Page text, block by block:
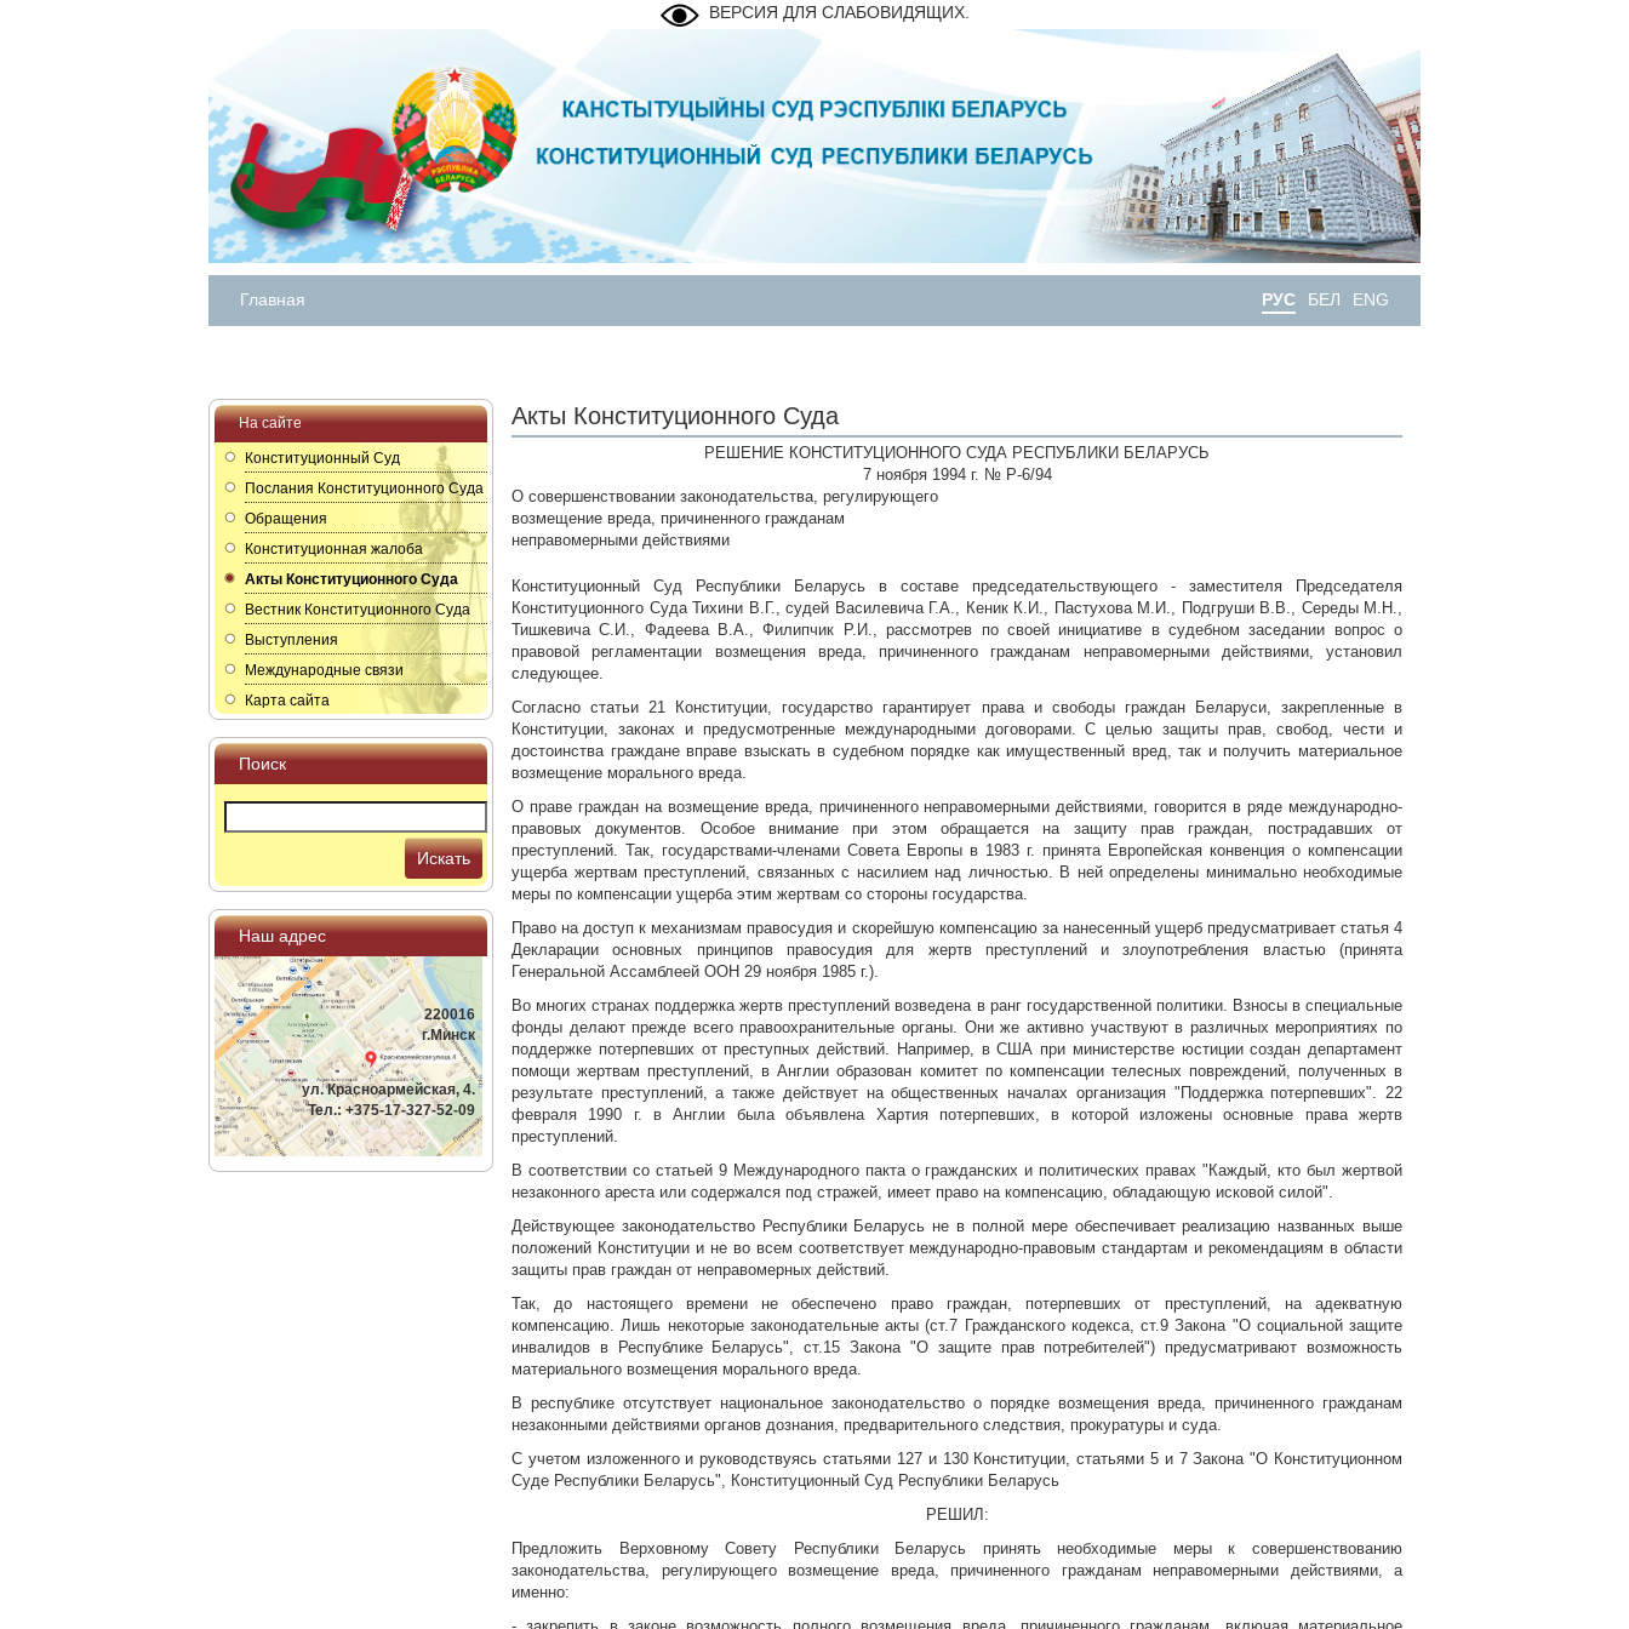
ВЕРСИЯ ДЛЯ СЛАБОВИДЯЩИХ.
Главная РУС БЕЛ ENG
На сайте
Конституционный Суд
Послания Конституционного Суда
Обращения
Конституционная жалоба
Акты Конституционного Суда
Вестник Конституционного Суда
Выступления
Международные связи
Карта сайта
Поиск
Искать
Наш адрес
220016
г.Минск
ул. Красноармейская, 4.
Тел.: +375-17-327-52-09
Акты Конституционного Суда
РЕШЕНИЕ КОНСТИТУЦИОННОГО СУДА РЕСПУБЛИКИ БЕЛАРУСЬ
7 ноября 1994 г. № Р-6/94
О cовершенствовании законодательства, регулирующего
возмещение вреда, причиненного гражданам
неправомерными действиями
Конституционный Суд Республики Беларусь в составе председательствующего - заместителя Председателя
Конституционного Суда Тихини В.Г., судей Василевича Г.А., Кеник К.И., Пастухова М.И., Подгруши В.В., Середы М.Н.,
Тишкевича С.И., Фадеева В.А., Филипчик Р.И., рассмотрев по своей инициативе в судебном заседании вопрос о
правовой регламентации возмещения вреда, причиненного гражданам неправомерными действиями, установил
следующее.
Согласно статьи 21 Конституции, государство гарантирует права и свободы граждан Беларуси, закрепленные в
Конституции, законах и предусмотренные международными договорами. С целью защиты прав, свобод, чести и
достоинства граждане вправе взыскать в судебном порядке как имущественный вред, так и получить материальное
возмещение морального вреда.
О праве граждан на возмещение вреда, причиненного неправомерными действиями, говорится в ряде международно-
правовых документов. Особое внимание при этом обращается на защиту прав граждан, пострадавших от
преступлений. Так, государствами-членами Совета Европы в 1983 г. принята Европейская конвенция о компенсации
ущерба жертвам преступлений, связанных с насилием над личностью. В ней определены минимально необходимые
меры по компенсации ущерба этим жертвам со стороны государства.
Право на доступ к механизмам правосудия и скорейшую компенсацию за нанесенный ущерб предусматривает статья 4
Декларации основных принципов правосудия для жертв преступлений и злоупотребления властью (принята
Генеральной Ассамблеей ООН 29 ноября 1985 г.).
Во многих странах поддержка жертв преступлений возведена в ранг государственной политики. Взносы в специальные
фонды делают прежде всего правоохранительные органы. Они же активно участвуют в различных мероприятиях по
поддержке потерпевших от преступных действий. Например, в США при министерстве юстиции создан департамент
помощи жертвам преступлений, в Англии образован комитет по компенсации телесных повреждений, полученных в
результате преступлений, а также действует на общественных началах организация "Поддержка потерпевших". 22
февраля 1990 г. в Англии была объявлена Хартия потерпевших, в которой изложены основные права жертв
преступлений.
В соответствии со статьей 9 Международного пакта о гражданских и политических правах "Каждый, кто был жертвой
незаконного ареста или содержался под стражей, имеет право на компенсацию, обладающую исковой силой".
Действующее законодательство Республики Беларусь не в полной мере обеспечивает реализацию названных выше
положений Конституции и не во всем соответствует международно-правовым стандартам и рекомендациям в области
защиты прав граждан от неправомерных действий.
Так, до настоящего времени не обеспечено право граждан, потерпевших от преступлений, на адекватную
компенсацию. Лишь некоторые законодательные акты (ст.7 Гражданского кодекса, ст.9 Закона "О социальной защите
инвалидов в Республике Беларусь", ст.15 Закона "О защите прав потребителей") предусматривают возможность
материального возмещения морального вреда.
В республике отсутствует национальное законодательство о порядке возмещения вреда, причиненного гражданам
незаконными действиями органов дознания, предварительного следствия, прокуратуры и суда.
С учетом изложенного и руководствуясь статьями 127 и 130 Конституции, статьями 5 и 7 Закона "О Конституционном
Суде Республики Беларусь", Конституционный Суд Республики Беларусь
РЕШИЛ:
Предложить Верховному Совету Республики Беларусь принять необходимые меры к совершенствованию
законодательства, регулирующего возмещение вреда, причиненного гражданам неправомерными действиями, а
именно: